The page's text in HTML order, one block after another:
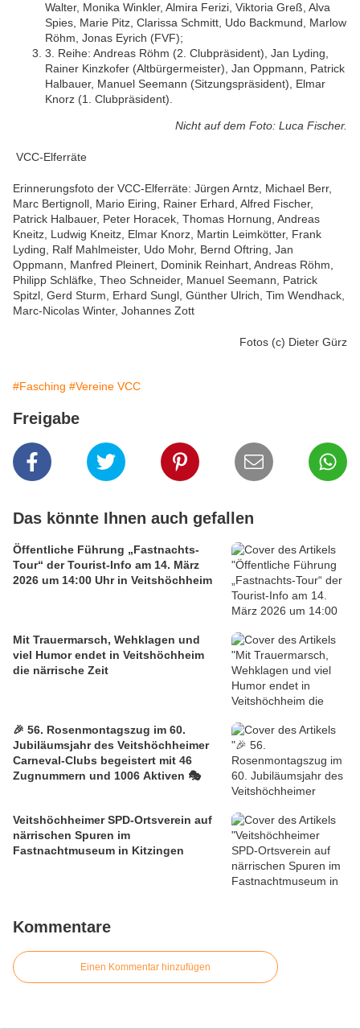
Walter, Monika Winkler, Almira Ferizi, Viktoria Greß, Alva
Spies, Marie Pitz, Clarissa Schmitt, Udo Backmund, Marlow
Röhm, Jonas Eyrich (FVF);
3. Reihe: Andreas Röhm (2. Clubpräsident), Jan Lyding,
Rainer Kinzkofer (Altbürgermeister), Jan Oppmann, Patrick
Halbauer, Manuel Seemann (Sitzungspräsident), Elmar
Knorz (1. Clubpräsident).
Nicht auf dem Foto: Luca Fischer.
VCC-Elferräte
Erinnerungsfoto der VCC-Elferräte: Jürgen Arntz, Michael Berr,
Marc Bertignoll, Mario Eiring, Rainer Erhard, Alfred Fischer,
Patrick Halbauer, Peter Horacek, Thomas Hornung, Andreas
Kneitz, Ludwig Kneitz, Elmar Knorz, Martin Leimkötter, Frank
Lyding, Ralf Mahlmeister, Udo Mohr, Bernd Oftring, Jan
Oppmann, Manfred Pleinert, Dominik Reinhart, Andreas Röhm,
Philipp Schläfke, Theo Schneider, Manuel Seemann, Patrick
Spitzl, Gerd Sturm, Erhard Sungl, Günther Ulrich, Tim Wendhack,
Marc-Nicolas Winter, Johannes Zott
Fotos (c) Dieter Gürz
#Fasching #Vereine VCC
Freigabe
Das könnte Ihnen auch gefallen
Öffentliche Führung „Fastnachts-
Tour“ der Tourist-Info am 14. März
2026 um 14:00 Uhr in Veitshöchheim
Mit Trauermarsch, Wehklagen und
viel Humor endet in Veitshöchheim
die närrische Zeit
🎉 56. Rosenmontagszug im 60.
Jubiläumsjahr des Veitshöchheimer
Carneval-Clubs begeistert mit 46
Zugnummern und 1006 Aktiven 🎭
Veitshöchheimer SPD-Ortsverein auf
närrischen Spuren im
Fastnachtmuseum in Kitzingen
Kommentare
Einen Kommentar hinzufügen